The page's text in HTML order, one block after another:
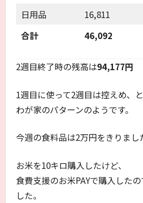
日用品
16,811
合計
46,092
2週目終了時の残高は94,177円
1週目に使って2週目は控えめ、
わが家のパターンのようです。
今週の食料品は2万円をきりまし
お米を10キロ購入したけど、
食費支援のお米PAYで購入した
した。